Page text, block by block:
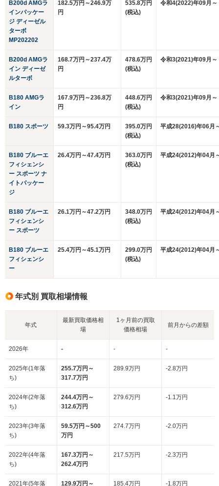
B200d AMGラ
インパッケー
ジ ディーゼル
ターボ
MP202202
182.5万円～246.9万
円
535.8万円
(税込)
令和4(2022)年09月～
B200d AMGラ
イン ディーゼ
ルターボ
168.7万円～237.4万
円
478.6万円
(税込)
令和3(2021)年09月～
B180 AMGラ
イン
167.9万円～236.8万
円
448.6万円
(税込)
令和3(2021)年09月～
B180 スポーツ 59.3万円～95.4万円
395.0万円
(税込)
平成28(2016)年06月
B180 ブルーエ
フィシェンシ
ー スポーツ ナ
イトパッケー
ジ
26.4万円～47.4万円
363.0万円
(税込)
平成24(2012)年04月
B180 ブルーエ
フィシェンシ
ー スポーツ
26.1万円～47.2万円
348.0万円
(税込)
平成24(2012)年04月
B180 ブルーエ
フィシェンシ
ー
25.4万円～45.1万円
299.0万円
(税込)
平成24(2012)年04月
年式別 買取相場情報
年式
最新買取価格相
場
1ヶ月前の買取
価格相場
前月からの差額
2026年 - - -
2025年(1年落
ち)
255.7万円～
317.7万円
289.9万円 -2.8万円
2024年(2年落
ち)
244.4万円～
312.6万円
279.6万円 -1.1万円
2023年(3年落
ち)
59.5万円～500
万円
274.7万円 -2.0万円
2022年(4年落
ち)
167.3万円～
262.4万円
217.5万円 -2.3万円
2021年(5年落 129.9万円～ 185.4万円 -1.8万円